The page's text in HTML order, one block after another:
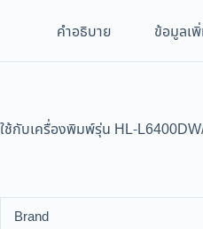
คำอธิบาย ข้อมูลเ
ใช้กับเครื่องพิมพ์รุ่น HL-
Brand